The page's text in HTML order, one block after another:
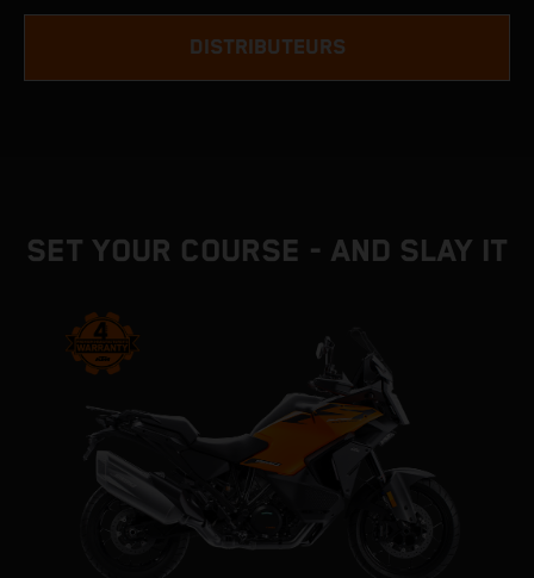
DISTRIBUTEURS
SET YOUR COURSE - AND SLAY IT